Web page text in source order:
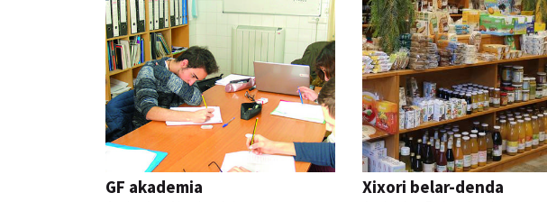
GF akademia Xixori belar-denda